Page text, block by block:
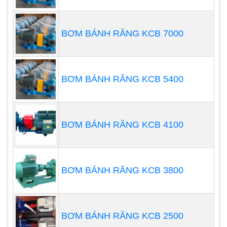
phẩm, hãy thử sử dụng máy bơm thực phẩm. Đây
là một sản phẩm đáng tin cậy, được nhiều người
sử dụng và đánh giá cao. Bạn có thể tìm kiếm các
sản phẩm máy bơm cánh khế, bơm lobe hoặc
bơm cánh gạt để lựa chọn sản phẩm phù hợp với
nhu cầu của mình.
2. Cấu tạo của máy bơm thực
phẩm
Máy bơm thực phẩm là một trong những thiết bị
được ưa chuộng trong nhiều lĩnh vực như sản xuất
giấy, công nghiệp hóa chất, thực phẩm và đồ uống,
dược phẩm và cả công nghệ sinh học. Lý do vì sao
máy bơm này được sử dụng phổ biến là vì nó có
chất lượng làm sạch tuyệt vời, hiệu quả và độ tin
cậy cao. Đặc biệt, máy bơm thực phẩm còn có
BƠM BÁNH RĂNG KCB 7000
BƠM BÁNH RĂNG KCB 5400
BƠM BÁNH RĂNG KCB 4100
BƠM BÁNH RĂNG KCB 3800
BƠM BÁNH RĂNG KCB 2500